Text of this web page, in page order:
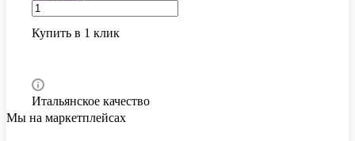
Купить в 1 клик
Итальянское качество
Мы на маркетплейсах